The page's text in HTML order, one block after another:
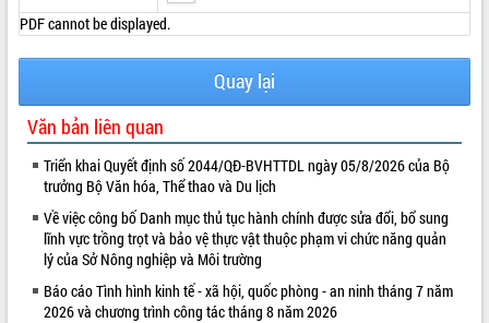
VIDEO
PDF cannot be displayed.
Quay lại
Văn bản liên quan
Triển khai Quyết định số 2044/QĐ-BVHTTDL ngày 05/8/2026 của Bộ
trưởng Bộ Văn hóa, Thể thao và Du lịch
Về việc công bố Danh mục thủ tục hành chính được sửa đổi, bổ sung
lĩnh vực trồng trọt và bảo vệ thực vật thuộc phạm vi chức năng quản
lý của Sở Nông nghiệp và Môi trường
Báo cáo Tình hình kinh tế - xã hội, quốc phòng - an ninh tháng 7 năm
2026 và chương trình công tác tháng 8 năm 2026